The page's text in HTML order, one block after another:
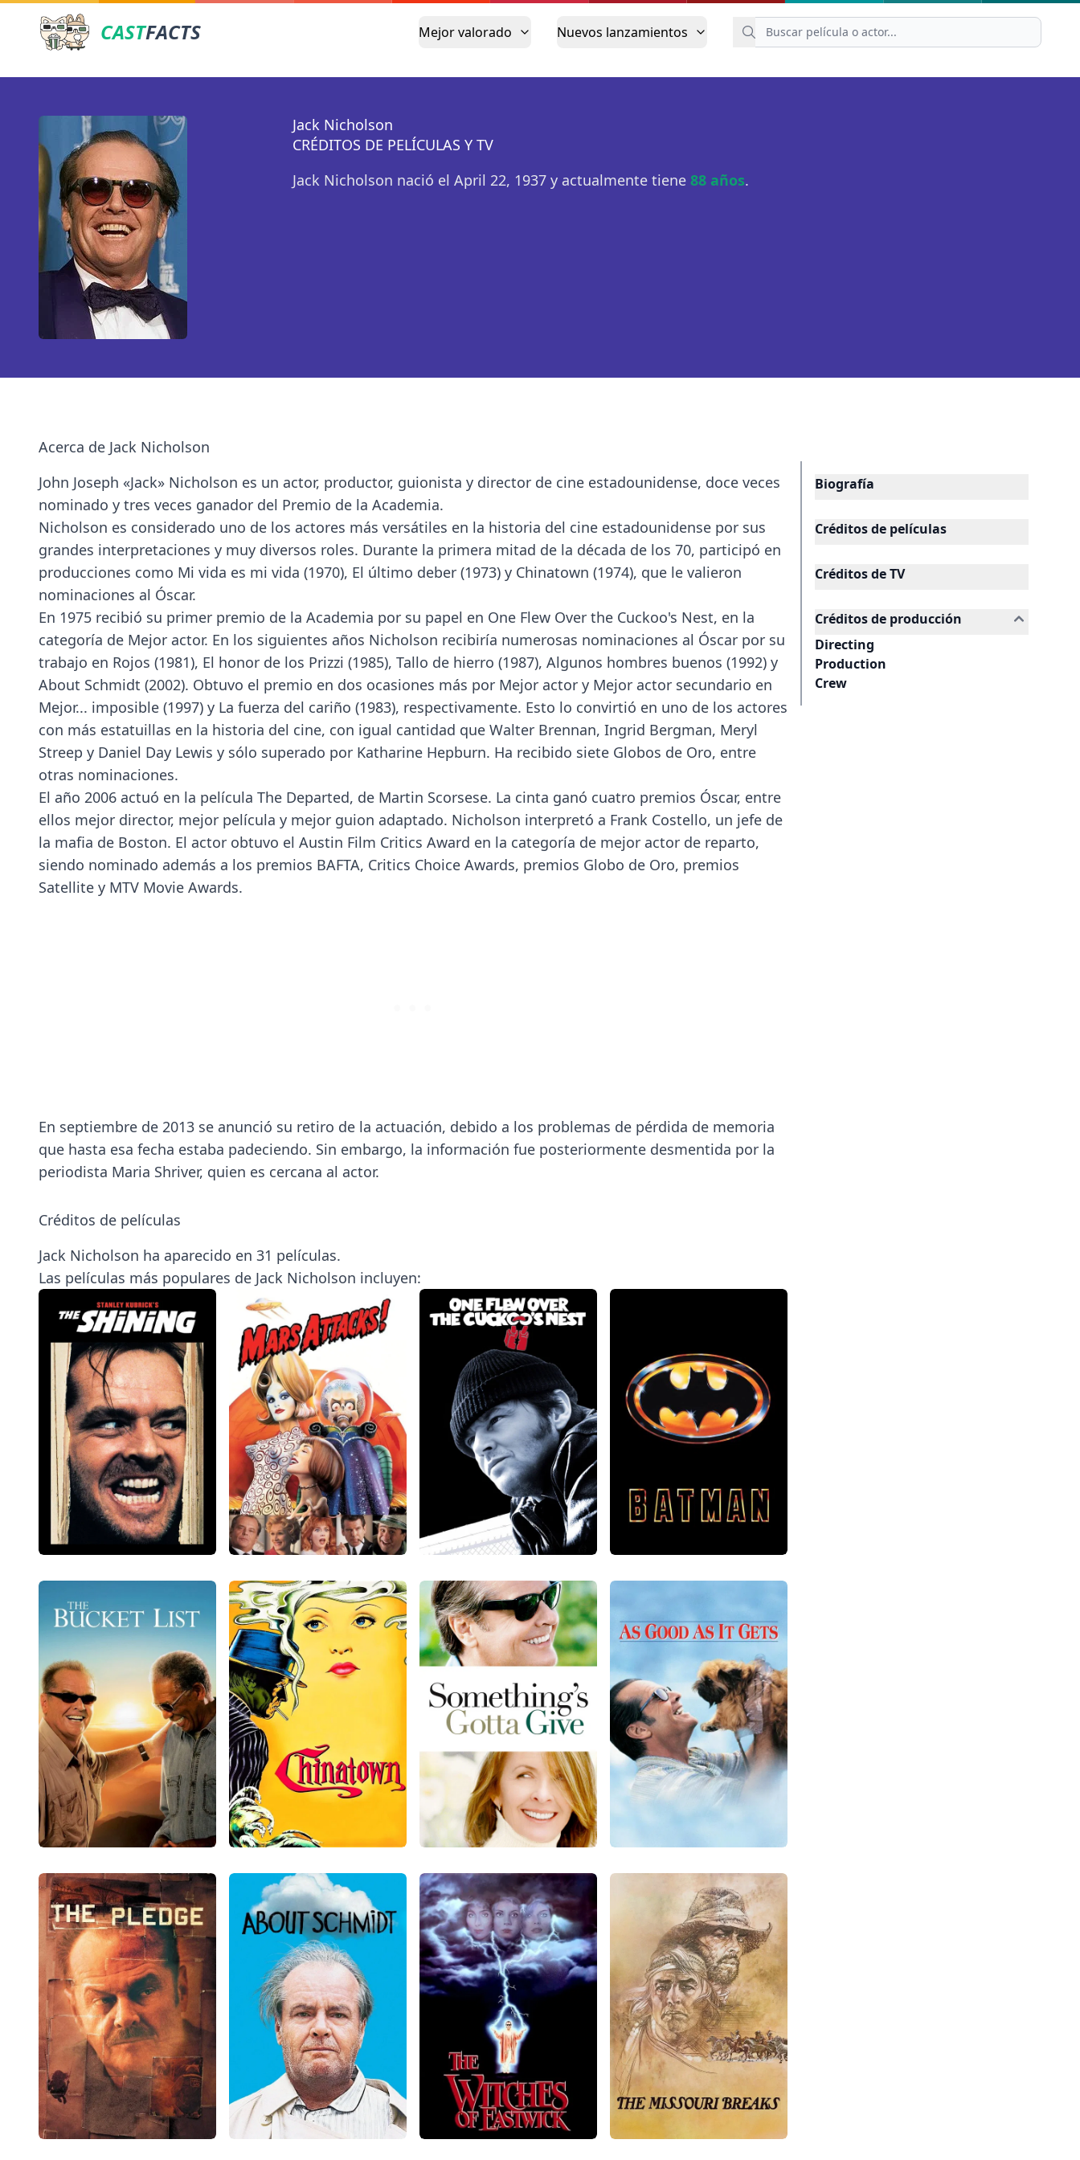
CASTFACTS Mejor valorado Nuevos lanzamientos
Jack Nicholson
CRÉDITOS DE PELÍCULAS Y TV
Jack Nicholson nació el April 22, 1937 y actualmente tiene 88 años.
Acerca de Jack Nicholson
John Joseph «Jack» Nicholson es un actor, productor, guionista y director de cine estadounidense, doce veces
nominado y tres veces ganador del Premio de la Academia.
Nicholson es considerado uno de los actores más versátiles en la historia del cine estadounidense por sus
grandes interpretaciones y muy diversos roles. Durante la primera mitad de la década de los 70, participó en
producciones como Mi vida es mi vida (1970), El último deber (1973) y Chinatown (1974), que le valieron
nominaciones al Óscar.
En 1975 recibió su primer premio de la Academia por su papel en One Flew Over the Cuckoo's Nest, en la
categoría de Mejor actor. En los siguientes años Nicholson recibiría numerosas nominaciones al Óscar por su
trabajo en Rojos (1981), El honor de los Prizzi (1985), Tallo de hierro (1987), Algunos hombres buenos (1992) y
About Schmidt (2002). Obtuvo el premio en dos ocasiones más por Mejor actor y Mejor actor secundario en
Mejor... imposible (1997) y La fuerza del cariño (1983), respectivamente. Esto lo convirtió en uno de los actores
con más estatuillas en la historia del cine, con igual cantidad que Walter Brennan, Ingrid Bergman, Meryl
Streep y Daniel Day Lewis y sólo superado por Katharine Hepburn. Ha recibido siete Globos de Oro, entre
otras nominaciones.
El año 2006 actuó en la película The Departed, de Martin Scorsese. La cinta ganó cuatro premios Óscar, entre
ellos mejor director, mejor película y mejor guion adaptado. Nicholson interpretó a Frank Costello, un jefe de
la mafia de Boston. El actor obtuvo el Austin Film Critics Award en la categoría de mejor actor de reparto,
siendo nominado además a los premios BAFTA, Critics Choice Awards, premios Globo de Oro, premios
Satellite y MTV Movie Awards.
En septiembre de 2013 se anunció su retiro de la actuación, debido a los problemas de pérdida de memoria
que hasta esa fecha estaba padeciendo. Sin embargo, la información fue posteriormente desmentida por la
periodista Maria Shriver, quien es cercana al actor.
Créditos de películas
Jack Nicholson ha aparecido en 31 películas.
Las películas más populares de Jack Nicholson incluyen:
Biografía
Créditos de películas
Créditos de TV
Créditos de producción
Directing
Production
Crew